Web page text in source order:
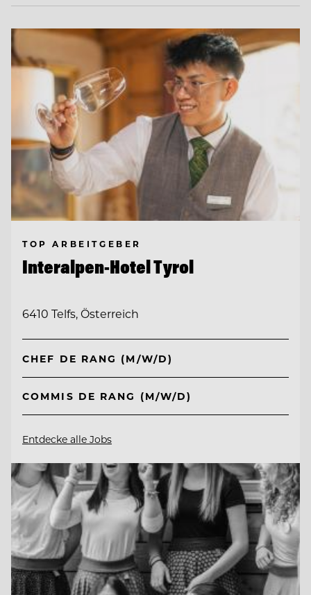
TOP ARBEITGEBER
Interalpen-Hotel Tyrol
6410 Telfs, Österreich
CHEF DE RANG (M/W/D)
COMMIS DE RANG (M/W/D)
Entdecke alle Jobs